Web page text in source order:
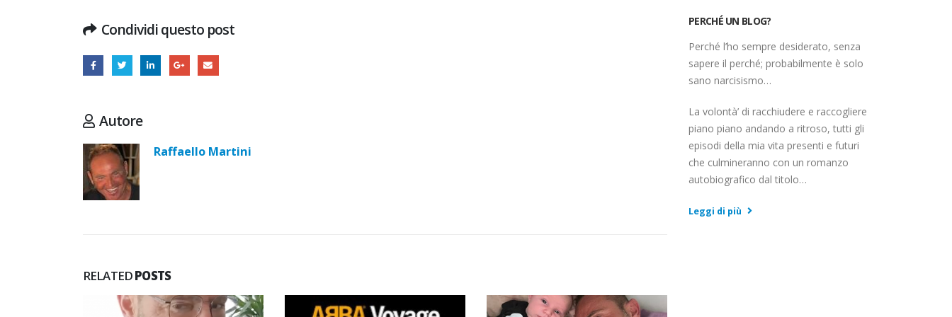
Condividi questo post
Autore
Raffaello Martini
RELATEDPOSTS
28
Pre Abba Voyage…
PERCHÉ UN BLOG?
Perché l’ho sempre desiderato, senza
sapere il perché; probabilmente è solo
La volontà’ di racchiudere e raccogliere
piano piano andando a ritroso, tutti gli
episodi della mia vita presenti e futuri
che culmineranno con un romanzo